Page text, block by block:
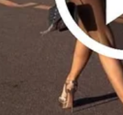
kada joj
vas posebni trenuci.
velika mogućnost da
Susret može